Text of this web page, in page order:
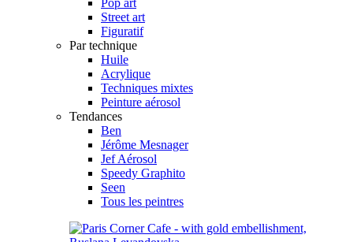
Street art
Figuratif
Par technique
Huile
Acrylique
Techniques mixtes
Peinture aérosol
Tendances
Ben
Jérôme Mesnager
Jef Aérosol
Speedy Graphito
Seen
Tous les peintres